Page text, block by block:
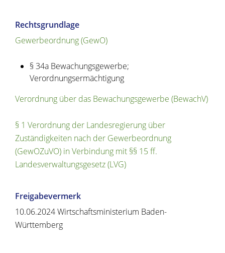
Rechtsgrundlage
Gewerbeordnung (GewO)
§ 34a Bewachungsgewerbe;
Verordnungsermächtigung
Verordnung über das Bewachungsgewerbe (BewachV)
§ 1 Verordnung der Landesregierung über
Zuständigkeiten nach der Gewerbeordnung
(GewOZuVO) in Verbindung mit §§ 15 ff.
Landesverwaltungsgesetz (LVG)
Freigabevermerk
10.06.2024 Wirtschaftsministerium Baden-
Württemberg